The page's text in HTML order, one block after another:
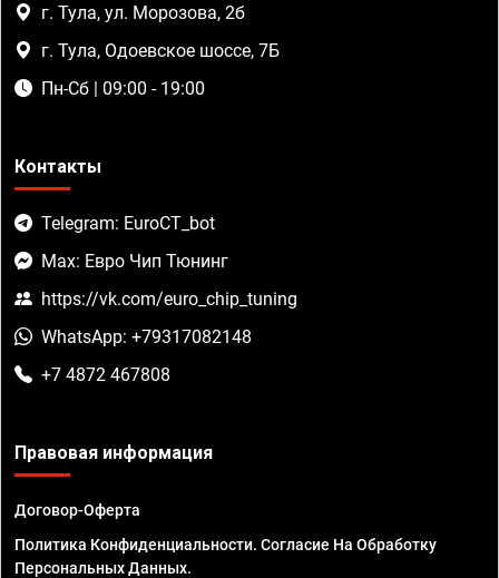
г. Тула, ул. Морозова, 2б
г. Тула, Одоевское шоссе, 7Б
Пн-Сб | 09:00 - 19:00
Контакты
Telegram: EuroCT_bot
Max: Евро Чип Тюнинг
https://vk.com/euro_chip_tuning
WhatsApp: +79317082148
+7 4872 467808
Правовая информация
Договор-Оферта
Политика Конфиденциальности. Согласие На Обработку
Персональных Данных.